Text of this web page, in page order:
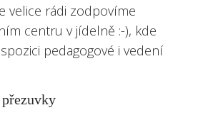
velice rádi zodpovíme
centru v jídelně :-), kde
pedagogové i vedení